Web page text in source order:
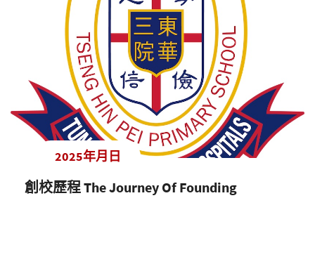
2025年月日
創校歷程 The Journey Of Founding